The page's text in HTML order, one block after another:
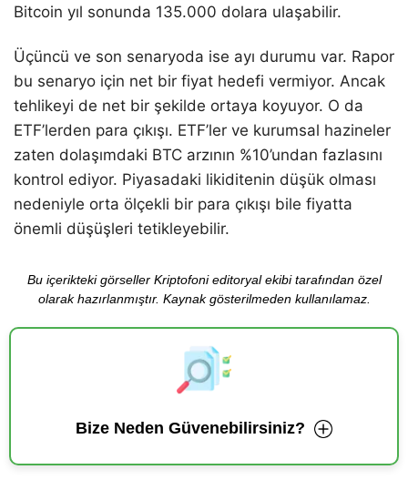
Bitcoin yıl sonunda 135.000 dolara ulaşabilir.
Üçüncü ve son senaryoda ise ayı durumu var. Rapor
bu senaryo için net bir fiyat hedefi vermiyor. Ancak
tehlikeyi de net bir şekilde ortaya koyuyor. O da
ETF’lerden para çıkışı. ETF’ler ve kurumsal hazineler
zaten dolaşımdaki BTC arzının %10’undan fazlasını
kontrol ediyor. Piyasadaki likiditenin düşük olması
nedeniyle orta ölçekli bir para çıkışı bile fiyatta
önemli düşüşleri tetikleyebilir.
Bu içerikteki görseller Kriptofoni editoryal ekibi tarafından özel
olarak hazırlanmıştır. Kaynak gösterilmeden kullanılamaz.
Bize Neden Güvenebilirsiniz?